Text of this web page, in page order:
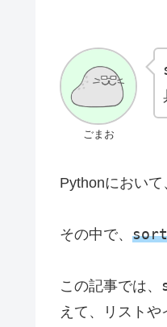
ごまお
Pythonにおいて
その中で、
この記事では、
えて、リストや